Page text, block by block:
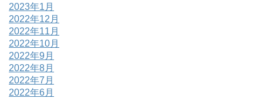
2023年1月
2022年12月
2022年11月
2022年10月
2022年9月
2022年8月
2022年7月
2022年6月